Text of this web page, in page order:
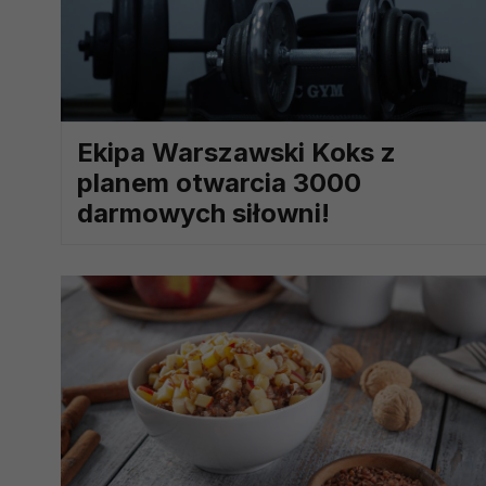
Ekipa Warszawski Koks z
planem otwarcia 3000
darmowych siłowni!
prawną dla pomiarów
Przetwarzanie Twoich danych